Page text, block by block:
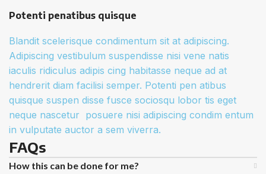
Potenti penatibus quisque
Blandit scelerisque condimentum sit at adipiscing.
Adipiscing vestibulum suspendisse nisi vene natis
iaculis ridiculus adipis cing habitasse neque ad at
hendrerit diam facilisi semper. Potenti pen atibus
quisque suspen disse fusce sociosqu lobor tis eget
neque nascetur posuere nisi adipiscing condim entum
in vulputate auctor a sem viverra.
FAQs
How this can be done for me?